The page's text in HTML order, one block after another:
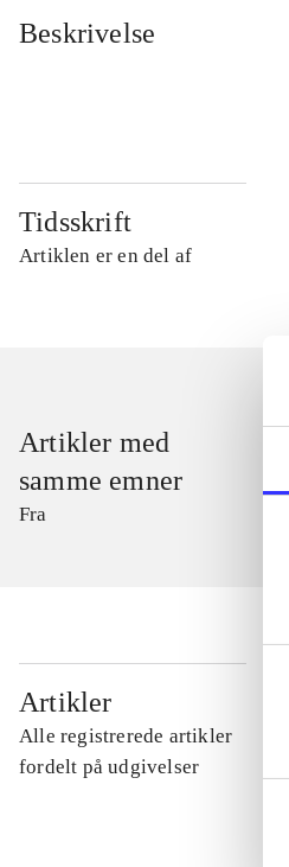
Beskrivelse
Tidsskrift
Artiklen er en del af
Artikler med
samme emner
Fra
Artikler
Alle registrerede artikler
fordelt på udgivelser